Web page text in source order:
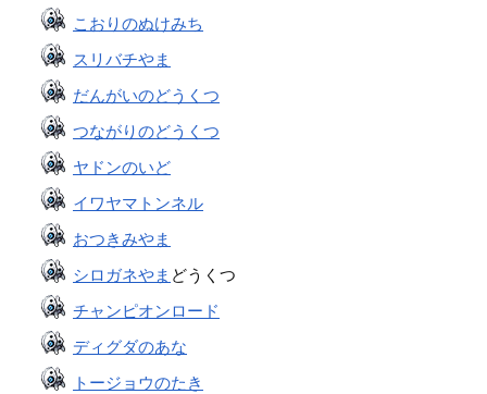
こおりのぬけみち
スリバチやま
だんがいのどうくつ
つながりのどうくつ
ヤドンのいど
イワヤマトンネル
おつきみやま
シロガネやま どうくつ
チャンピオンロード
ディグダのあな
トージョウのたき